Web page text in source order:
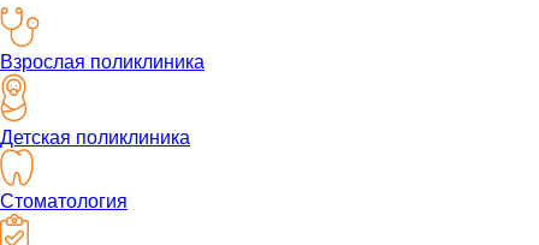
Взрослая поликлиника
Детская поликлиника
Стоматология